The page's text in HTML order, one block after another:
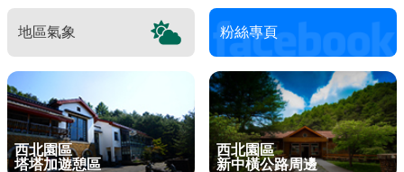
活動報名
登山步道開放狀況
園區氣象
遊憩型態
緊急連絡電話
西北園區
東部園區
水里遊客中心
登山資訊總覽
登山安全
高山急難救護
八通關越嶺步道系統
南橫三山及關山步道系統
生態保育
地形
地質
歷史人文
布農族
黑熊專區
環教理念
課程介紹
多媒體專區
線上玉山
行政服務
地區氣象 粉絲專頁
西北園區
塔塔加遊憩區
西北園區
新中橫公路周邊